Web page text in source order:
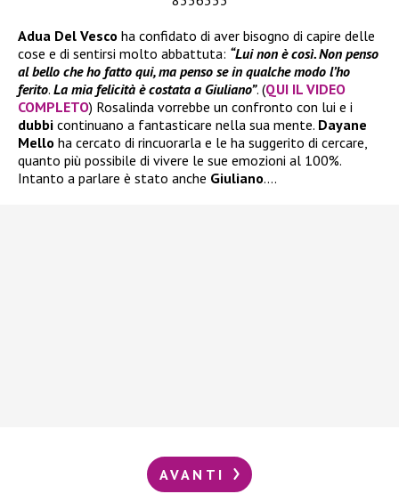
Adua Del Vesco ha confidato di aver bisogno di capire delle
cose e di sentirsi molto abbattuta: “Lui non è così.Non penso
al bello che ho fatto qui, ma penso se in qualche modo l’ho
ferito. La mia felicità è costata a Giuliano”. (QUI IL VIDEO
COMPLETO) Rosalinda vorrebbe un confronto con lui e i
dubbi continuano a fantasticare nella sua mente. Dayane
Mello ha cercato di rincuorarla e le ha suggerito di cercare,
quanto più possibile di vivere le sue emozioni al 100%.
Intanto a parlare è stato anche Giuliano….
AVANTI